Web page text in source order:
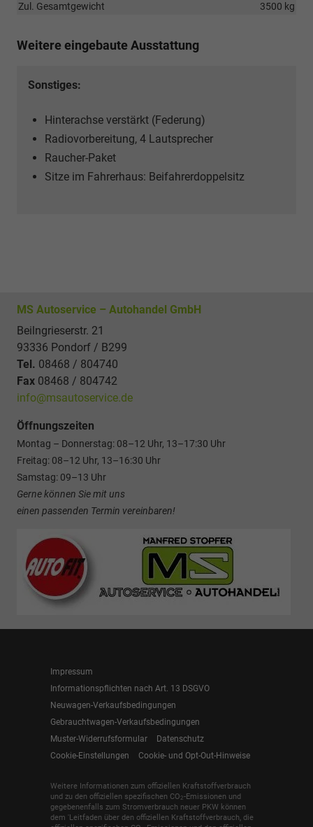
Zul. Gesamtgewicht
3500 kg
Weitere eingebaute Ausstattung
Sonstiges:
Hinterachse verstärkt (Federung)
Radiovorbereitung, 4 Lautsprecher
Raucher-Paket
Sitze im Fahrerhaus: Beifahrerdoppelsitz
MS Autoservice – Autohandel GmbH
Beilngrieserstr. 21
93336 Pondorf / B299
Tel. 08468 / 804740
Fax 08468 / 804742
info@msautoservice.de
Öffnungszeiten
Montag – Donnerstag: 08–12 Uhr, 13–17:30 Uhr
Freitag: 08–12 Uhr, 13–16:30 Uhr
Samstag: 09–13 Uhr
Gerne können Sie mit uns
einen passenden Termin vereinbaren!
Impressum
Informationspflichten nach Art. 13 DSGVO
Neuwagen-Verkaufsbedingungen
Gebrauchtwagen-Verkaufsbedingungen
Muster-Widerrufsformular
Datenschutz
Cookie-Einstellungen
Cookie- und Opt-Out-Hinweise
Weitere Informationen zum offiziellen Kraftstoffverbrauch
und zu den offiziellen spezifischen CO2-Emissionen und
gegebenenfalls zum Stromverbrauch neuer PKW können
dem 'Leitfaden über den offiziellen Kraftstoffverbrauch, die